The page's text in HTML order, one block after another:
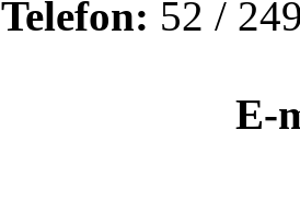
Telefon: 52 /
E-